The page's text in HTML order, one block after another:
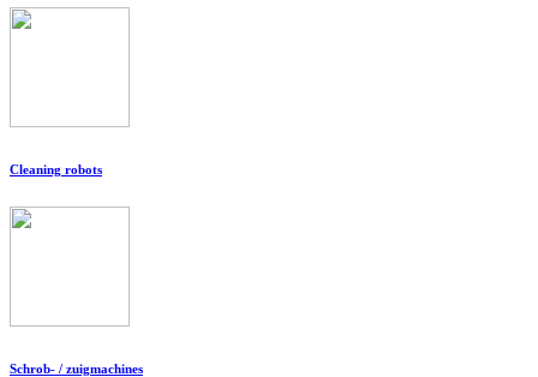
Cleaning robots
Schrob- / zuigmachines